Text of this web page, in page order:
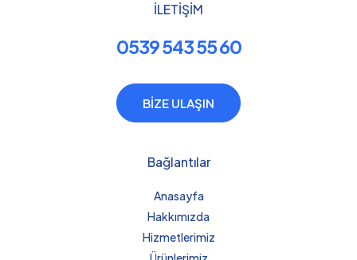
İLETİŞİM
0539 543 55 60
BİZE ULAŞIN
Bağlantılar
Anasayfa
Hakkımızda
Hizmetlerimiz